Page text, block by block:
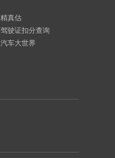
精真估
驾驶证扣分查询
汽车大世界